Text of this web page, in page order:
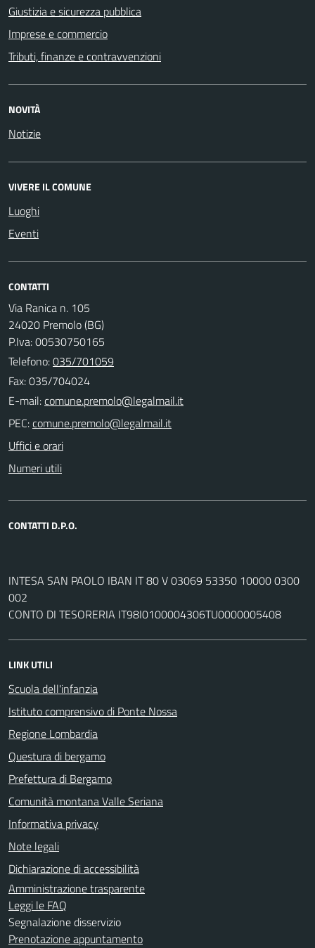
Giustizia e sicurezza pubblica
Imprese e commercio
Tributi, finanze e contravvenzioni
NOVITÀ
Notizie
VIVERE IL COMUNE
Luoghi
Eventi
CONTATTI
Via Ranica n. 105
24020 Premolo (BG)
P.Iva: 00530750165
Telefono:035/701059
Fax: 035/704024
E-mail:
PEC:
Uffici e orari
Numeri utili
CONTATTI D.P.O.
INTESA SAN PAOLO IBAN IT 80 V 03069 53350 10000 0300
002
CONTO DI TESORERIA IT98I0100004306TU0000005408
LINK UTILI
Scuola dell'infanzia
Istituto comprensivo di Ponte Nossa
Regione Lombardia
Questura di bergamo
Prefettura di Bergamo
Comunità montana Valle Seriana
Informativa privacy
Note legali
Dichiarazione di accessibilità
Amministrazione trasparente
Leggi le FAQ
Segnalazione disservizio
Prenotazione appuntamento